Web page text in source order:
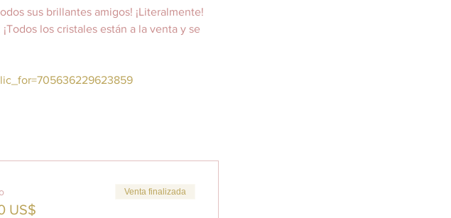
sus brillantes amigos! ¡Literalmente!
los cristales están a la venta y se
US$
Venta finalizada